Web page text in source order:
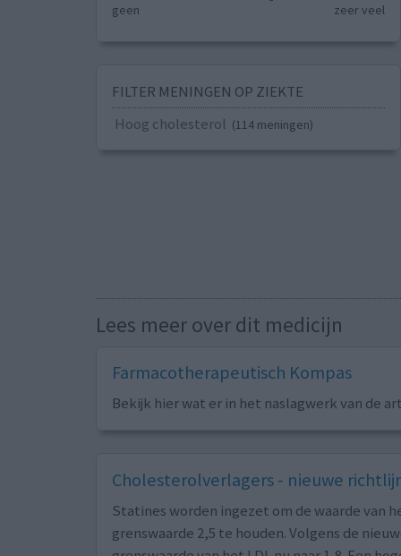
geen zeer veel
FILTER MENINGEN OP ZIEKTE
Hoog cholesterol (114 meningen)
Lees meer over dit medicijn
Farmacotherapeutisch Kompas
Bekijk hier wat er in het naslagwerk van de
Cholesterolverlagers - nieuwe
Statines worden ingezet om de waarde van
grenswaarde 2,5 te houden. Volgens de